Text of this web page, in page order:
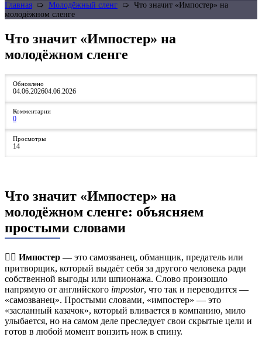
Главная ➯ Молодёжный сленг ➯ Что значит «Импостер» на
молодёжном сленге
Что значит «Импостер» на
молодёжном сленге
Обновлено
04.06.202604.06.2026
Комментарии
0
Просмотры
14
Что значит «Импостер» на
молодёжном сленге: объясняем
простыми словами
🕵️‍♂️ Импостер — это самозванец, обманщик, предатель или
притворщик, который выдаёт себя за другого человека ради
собственной выгоды или шпионажа. Слово произошло
напрямую от английского impostor, что так и переводится —
«самозванец». Простыми словами, «импостер» — это
«засланный казачок», который вливается в компанию, мило
улыбается, но на самом деле преследует свои скрытые цели и
готов в любой момент вонзить нож в спину.